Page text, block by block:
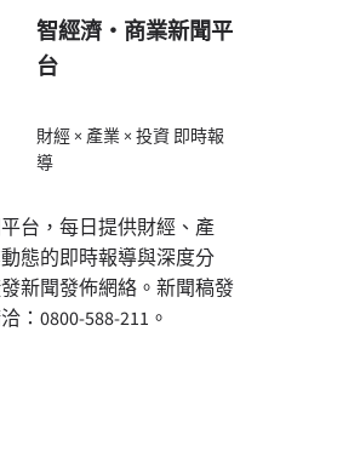
智經濟・商業新聞平
台
財經 × 產業 × 投資 即時報
導
台，每日提供財經、產
態的即時報導與深度分
新聞發佈網絡。新聞稿發
：0800-588-211。